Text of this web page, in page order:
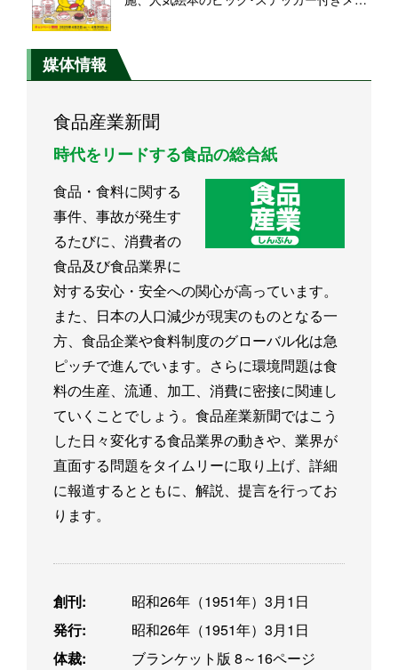
媒体情報
食品産業新聞
時代をリードする食品の総合紙
食品・食料に関する
事件、事故が発生す
るたびに、消費者の
食品及び食品業界に
対する安心・安全への関心が高っています。
また、日本の人口減少が現実のものとなる一
方、食品企業や食料制度のグローバル化は急
ピッチで進んでいます。さらに環境問題は食
料の生産、流通、加工、消費に密接に関連し
ていくことでしょう。食品産業新聞ではこう
した日々変化する食品業界の動きや、業界が
直面する問題をタイムリーに取り上げ、詳細
に報道するとともに、解説、提言を行ってお
ります。
創刊:
昭和26年（1951年）3月1日
発行:
昭和26年（1951年）3月1日
体裁:
ブランケット版 8～16ページ